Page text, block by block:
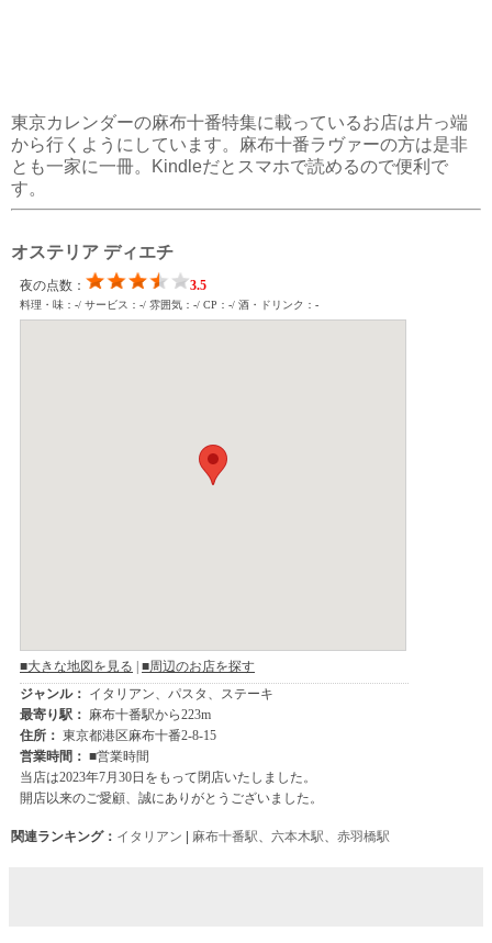
東京カレンダーの麻布十番特集に載っているお店は片っ端
から行くようにしています。麻布十番ラヴァーの方は是非
とも一家に一冊。Kindleだとスマホで読めるので便利で
す。
オステリア ディエチ
関連ランキング： イタリアン 麻布十番駅、 六本木駅、 赤羽橋駅